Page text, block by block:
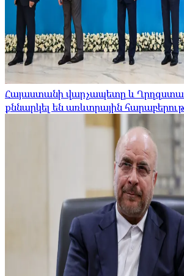
Հայաստանի վարչապետը և
քննարկել են առևտրային